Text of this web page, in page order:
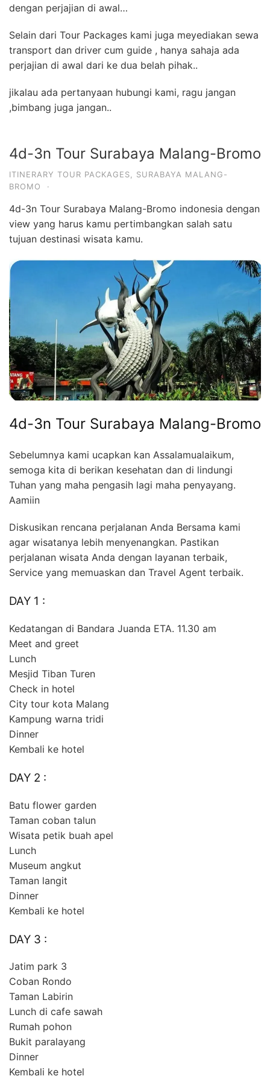
dengan perjajian di awal…
Selain dari Tour Packages kami juga meyediakan sewa
transport dan driver cum guide , hanya sahaja ada
perjajian di awal dari ke dua belah pihak..
jikalau ada pertanyaan hubungi kami, ragu jangan
,bimbang juga jangan..
4d-3n Tour Surabaya Malang-Bromo
ITINERARY TOUR PACKAGES, SURABAYA MALANG-
BROMO
·
4d-3n Tour Surabaya Malang-Bromo indonesia dengan
view yang harus kamu pertimbangkan salah satu
tujuan destinasi wisata kamu.
4d-3n Tour Surabaya Malang-Bromo
Sebelumnya kami ucapkan kan Assalamualaikum,
semoga kita di berikan kesehatan dan di lindungi
Tuhan yang maha pengasih lagi maha penyayang.
Aamiin
Diskusikan rencana perjalanan Anda Bersama kami
agar wisatanya lebih menyenangkan. Pastikan
perjalanan wisata Anda dengan layanan terbaik,
Service yang memuaskan dan Travel Agent terbaik.
DAY 1 :
Kedatangan di Bandara Juanda ETA. 11.30 am
Meet and greet
Lunch
Mesjid Tiban Turen
Check in hotel
City tour kota Malang
Kampung warna tridi
Dinner
Kembali ke hotel
DAY 2 :
Batu flower garden
Taman coban talun
Wisata petik buah apel
Lunch
Museum angkut
Taman langit
Dinner
Kembali ke hotel
DAY 3 :
Jatim park 3
Coban Rondo
Taman Labirin
Lunch di cafe sawah
Rumah pohon
Bukit paralayang
Dinner
Kembali ke hotel